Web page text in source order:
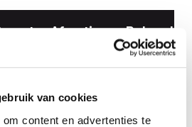
van cookies
content en advertenties te
Afmeting
20x160mm